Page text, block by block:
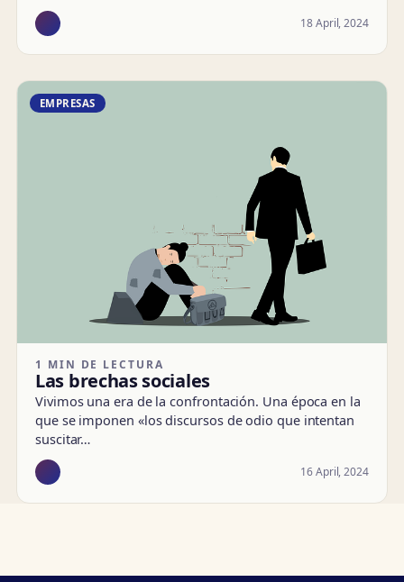
18 April, 2024
EMPRESAS
1 MIN DE LECTURA
Las brechas sociales
Vivimos una era de la confrontación. Una época en la
que se imponen «los discursos de odio que intentan
suscitar…
16 April, 2024